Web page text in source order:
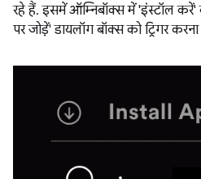
रहे हैं. इसमें ऑम्निबॉक्स में 'इंस्टॉल करें'
पर जोड़ें' डायलॉग बॉक्स को ट्रिगर करना